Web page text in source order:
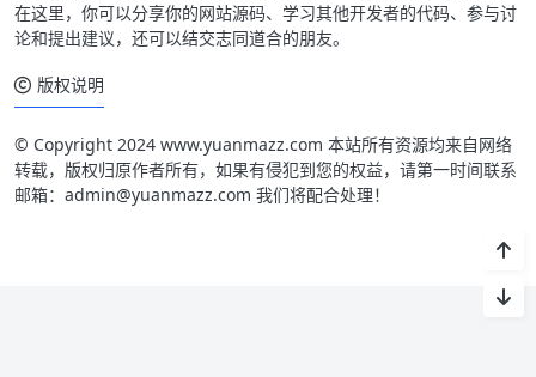
在这里，你可以分享你的网站源码、学习其他开发者的代码、参与讨
论和提出建议，还可以结交志同道合的朋友。
版权说明
© Copyright 2024 www.yuanmazz.com 本站所有资源均来自网络
转载，版权归原作者所有，如果有侵犯到您的权益，请第一时间联系
邮箱：admin@yuanmazz.com 我们将配合处理！